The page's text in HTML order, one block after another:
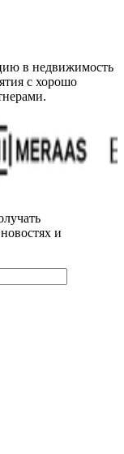
в недвижимость
с хорошо
и